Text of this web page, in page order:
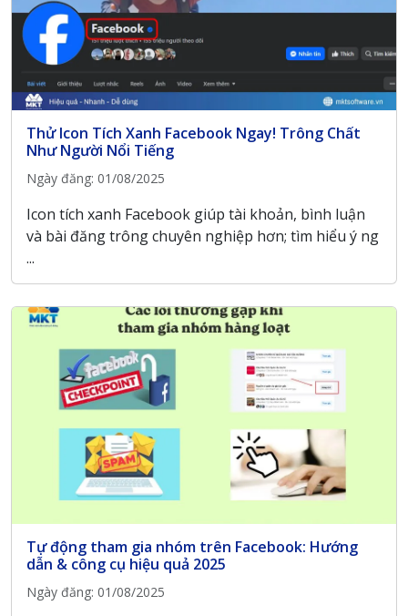
Thử Icon Tích Xanh Facebook Ngay! Trông Chất
Như Người Nổi Tiếng
Ngày đăng: 01/08/2025
Icon tích xanh Facebook giúp tài khoản, bình luận
và bài đăng trông chuyên nghiệp hơn; tìm hiểu ý ng
...
Tự động tham gia nhóm trên Facebook: Hướng
dẫn & công cụ hiệu quả 2025
Ngày đăng: 01/08/2025